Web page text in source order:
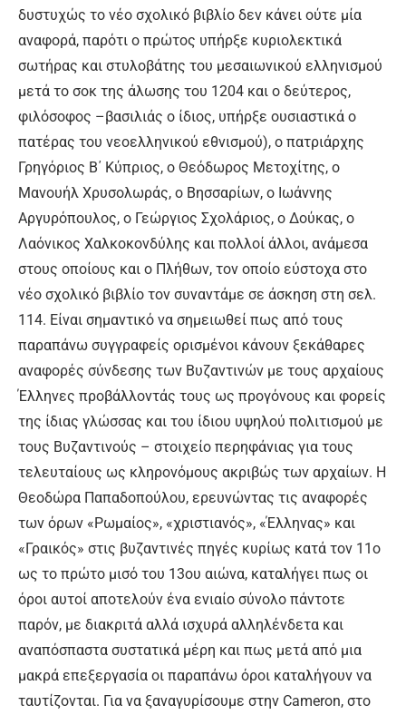
δυστυχώς το νέο σχολικό βιβλίο δεν κάνει ούτε μία
αναφορά, παρότι ο πρώτος υπήρξε κυριολεκτικά
σωτήρας και στυλοβάτης του μεσαιωνικού ελληνισμού
μετά το σοκ της άλωσης του 1204 και ο δεύτερος,
φιλόσοφος –βασιλιάς ο ίδιος, υπήρξε ουσιαστικά ο
πατέρας του νεοελληνικού εθνισμού), ο πατριάρχης
Γρηγόριος Β΄ Κύπριος, ο Θεόδωρος Μετοχίτης, ο
Μανουήλ Χρυσολωράς, ο Βησσαρίων, ο Ιωάννης
Αργυρόπουλος, ο Γεώργιος Σχολάριος, ο Δούκας, ο
Λαόνικος Χαλκοκονδύλης και πολλοί άλλοι, ανάμεσα
στους οποίους και ο Πλήθων, τον οποίο εύστοχα στο
νέο σχολικό βιβλίο τον συναντάμε σε άσκηση στη σελ.
114. Είναι σημαντικό να σημειωθεί πως από τους
παραπάνω συγγραφείς ορισμένοι κάνουν ξεκάθαρες
αναφορές σύνδεσης των Βυζαντινών με τους αρχαίους
Έλληνες προβάλλοντάς τους ως προγόνους και φορείς
της ίδιας γλώσσας και του ίδιου υψηλού πολιτισμού με
τους Βυζαντινούς – στοιχείο περηφάνιας για τους
τελευταίους ως κληρονόμους ακριβώς των αρχαίων. Η
Θεοδώρα Παπαδοπούλου, ερευνώντας τις αναφορές
των όρων «Ρωμαίος», «χριστιανός», «Έλληνας» και
«Γραικός» στις βυζαντινές πηγές κυρίως κατά τον 11ο
ως το πρώτο μισό του 13ου αιώνα, καταλήγει πως οι
όροι αυτοί αποτελούν ένα ενιαίο σύνολο πάντοτε
παρόν, με διακριτά αλλά ισχυρά αλληλένδετα και
αναπόσπαστα συστατικά μέρη και πως μετά από μια
μακρά επεξεργασία οι παραπάνω όροι καταλήγουν να
ταυτίζονται. Για να ξαναγυρίσουμε στην Cameron, στο